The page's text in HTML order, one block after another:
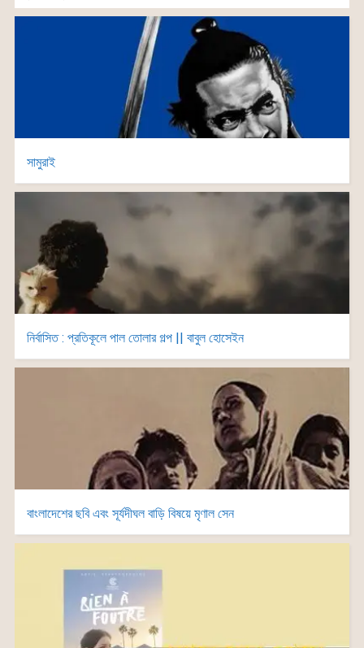
সামুরাই
নির্বাসিত : প্রতিকূলে পাল তোলার গল্প || বাবুল হোসেইন
বাংলাদেশের ছবি এবং সূর্যদীঘল বাড়ি বিষয়ে মৃণাল সেন